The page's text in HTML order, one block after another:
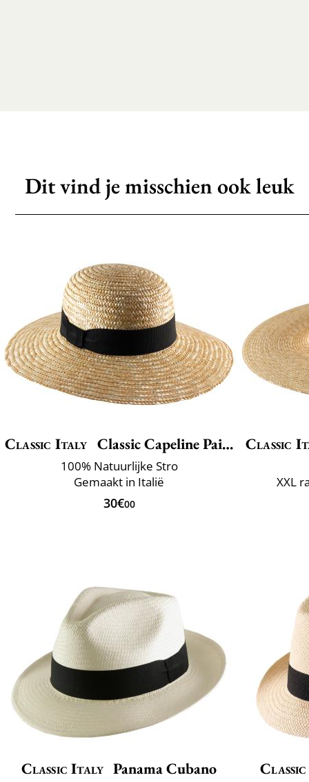
Dit vind je misschien ook leuk
Classic Italy Classic Capeline Paille
100% Natuurlijke Stro
Gemaakt in Italië
30€00
Classic
XXL
Classic Italy Panama Cubano